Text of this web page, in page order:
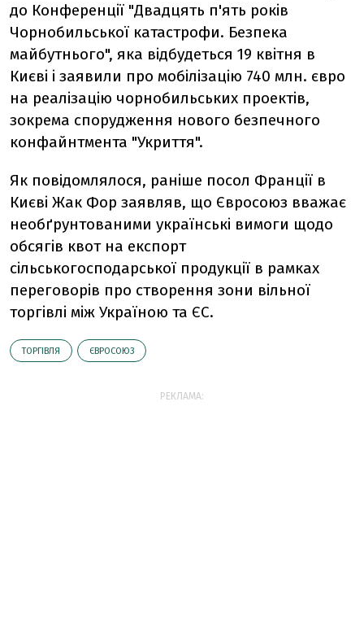
до Конференцiї "Двадцять п'ять рокiв
Чорнобильської катастрофи. Безпека
майбутнього", яка вiдбудеться 19 квiтня в
Києвi i заявили про мобiлiзацiю 740 млн. євро
на реалiзацiю чорнобильських проектiв,
зокрема спорудження нового безпечного
конфайнтмента "Укриття".
Як повідомлялося, ранiше посол Францiї в
Києвi Жак Фор заявляв, що Євросоюз вважає
необґрунтованими українськi вимоги щодо
обсягiв квот на експорт
сiльськогосподарської продукцiї в рамках
переговорiв про створення зони вiльної
торгiвлi мiж Україною та ЄС.
ТОРГІВЛЯ ЄВРОСОЮЗ
РЕКЛАМА: